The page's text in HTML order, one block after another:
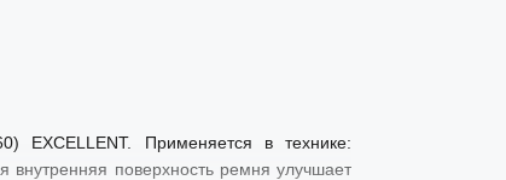
EXCELLENT. Применяется в технике:
поверхность ремня улучшает